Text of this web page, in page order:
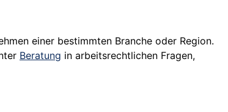
einer bestimmten Branche oder Region.
Beratung in arbeitsrechtlichen Fragen,